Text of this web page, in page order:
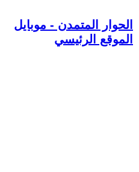
الحوار المتمدن - موبايل
الموقع الرئيسي